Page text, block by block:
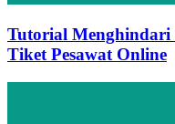
Tutorial Menghindari
Tiket Pesawat Online